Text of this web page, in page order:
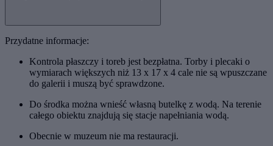
Przydatne informacje:
Kontrola płaszczy i toreb jest bezpłatna. Torby i plecaki o
wymiarach większych niż 13 x 17 x 4 cale nie są wpuszczane
do galerii i muszą być sprawdzone.
Do środka można wnieść własną butelkę z wodą. Na terenie
całego obiektu znajdują się stacje napełniania wodą.
Obecnie w muzeum nie ma restauracji.